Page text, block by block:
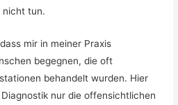
nicht tun.
mir in meiner Praxis
begegnen, die oft
behandelt wurden. Hier
nur die offensichtlichen